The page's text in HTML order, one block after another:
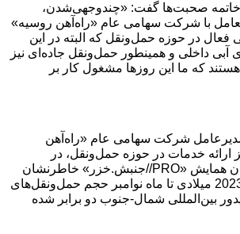
صحبت‌ها گفت: «چندوجهی‌شدن،
با شرکت سهامی عام «راه‌آهن روسیه»
در حوزه حمل‌ونقل که البته در این
آبی داخلی و همینطور حمل‌ونقل جاده‌ای نیز
که ما این روزها مشغول کار بر
شرکت سهامی عام «راه‌آهن
خدمات در حوزه حمل‌ونقل، در
سخنرانی خود در جریان همایش «PRO//جنبش.خزر» خاطرنشان
کرد: «از ابتدای سال 2023 میلادی تا ماه نوامبر حجم حمل‌ونقل‌های
بین‌المللی شمال-جنوب دو برابر شده